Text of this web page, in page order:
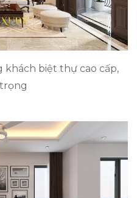
biệt thự cao cấp,